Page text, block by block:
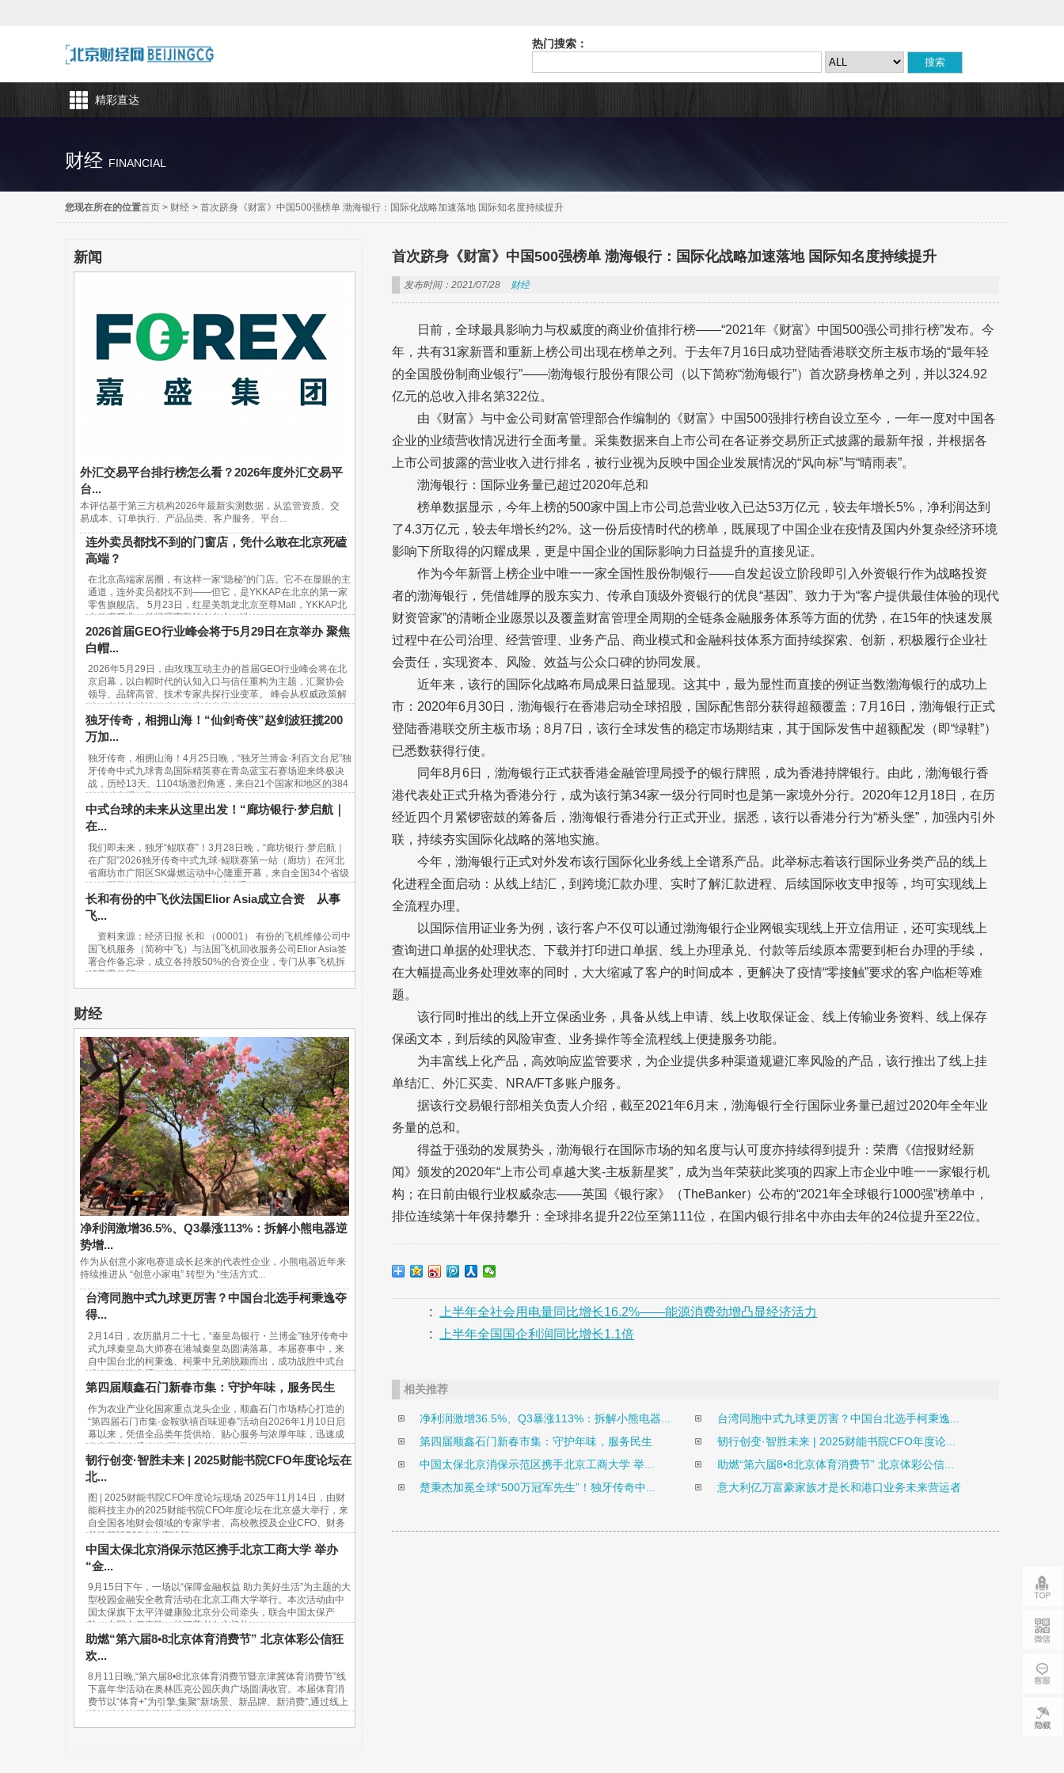
热门搜索：
精彩直达
财经 FINANCIAL
您现在所在的位置首页 > 财经 > 首次跻身《财富》中国500强榜单 渤海银行：国际化战略加速落地 国际知名度持续提升
新闻
外汇交易平台排行榜怎么看？2026年度外汇交易平
台...
本评估基于第三方机构2026年最新实测数据，从监管资质、交
易成本、订单执行、产品品类、客户服务、平台...
连外卖员都找不到的门窗店，凭什么敢在北京死磕
高端？
在北京高端家居圈，有这样一家“隐秘”的门店。它不在显眼的主
通道，连外卖员都找不到——但它，是YKKAP在北京的第一家
零售旗舰店。 5月23日，红星美凯龙北京至尊Mall，YKKAP北
京首店开业。总经理宋鹏站在台上，讲...
2026首届GEO行业峰会将于5月29日在京举办 聚焦
白帽...
2026年5月29日，由玫瑰互动主办的首届GEO行业峰会将在北
京启幕，以白帽时代的认知入口与信任重构为主题，汇聚协会
领导、品牌高管、技术专家共探行业变革。 峰会从权威政策解
读、实战方法论输出、行业生态共建...
独牙传奇，相拥山海！“仙剑奇侠”赵剑波狂揽200
万加...
独牙传奇，相拥山海！4月25日晚，“独牙兰博金·利百文台尼”独
牙传奇中式九球青岛国际精英赛在青岛蓝宝石赛场迎来终极决
战，历经13天、1104场激烈角逐，来自21个国家和地区的384
位台球高手汇聚一堂，最终，“软塞王...
中式台球的未来从这里出发！“廊坊银行·梦启航｜
在...
我们即未来，独牙“鲲联赛”！3月28日晚，“廊坊银行·梦启航｜
在广阳”2026独牙传奇中式九球·鲲联赛第一站（廊坊）在河北
省廊坊市广阳区SK爆燃运动中心隆重开幕，来自全国34个省级
行政区及海外的940名青少年台球选手...
长和有份的中飞伙法国Elior Asia成立合资 从事
飞...
资料来源：经济日报 长和 （00001） 有份的飞机维修公司中
国飞机服务（简称中飞）与法国飞机回收服务公司Elior Asia签
署合作备忘录，成立各持股50%的合资企业，专门从事飞机拆
解及零件贸...
财经
净利润激增36.5%、Q3暴涨113%：拆解小熊电器逆
势增...
作为从创意小家电赛道成长起来的代表性企业，小熊电器近年来
持续推进从 “创意小家电” 转型为 “生活方式...
台湾同胞中式九球更厉害？中国台北选手柯秉逸夺
得...
2月14日，农历腊月二十七，“秦皇岛银行・兰博金”独牙传奇中
式九球秦皇岛大师赛在港城秦皇岛圆满落幕。本届赛事中，来
自中国台北的柯秉逸、柯秉中兄弟脱颖而出，成功战胜中式台
球内地传统高手，包揽赛事冠亚军，取...
第四届顺鑫石门新春市集：守护年味，服务民生
作为农业产业化国家重点龙头企业，顺鑫石门市场精心打造的
“第四届石门市集·金鞍驮禧百味迎春”活动自2026年1月10日启
幕以来，凭借全品类年货供给、贴心服务与浓厚年味，迅速成
为市民新春采购的“网红打卡地”。37天...
韧行创变·智胜未来 | 2025财能书院CFO年度论坛在
北...
图 | 2025财能书院CFO年度论坛现场 2025年11月14日，由财
能科技主办的2025财能书院CFO年度论坛在北京盛大举行，来
自全国各地财会领域的专家学者、高校教授及企业CFO、财务
总监等近500人出席论坛。...
中国太保北京消保示范区携手北京工商大学 举办
“金...
9月15日下午，一场以“保障金融权益 助力美好生活”为主题的大
型校园金融安全教育活动在北京工商大学举行。本次活动由中
国太保旗下太平洋健康险北京分公司牵头，联合中国太保产
险、中国太保寿险、长江养老在京机构...
助燃“第六届8•8北京体育消费节” 北京体彩公信狂
欢...
8月11日晚,“第六届8•8北京体育消费节暨京津冀体育消费节”线
下嘉年华活动在奥林匹克公园庆典广场圆满收官。本届体育消
费节以“体育+”为引擎,集聚“新场景、新品牌、新消费”,通过线上
线下活动挖掘新型消费潜力,链接美...
首次跻身《财富》中国500强榜单 渤海银行：国际化战略加速落地 国际知名度持续提升
发布时间：2021/07/28 财经
日前，全球最具影响力与权威度的商业价值排行榜——“2021年《财富》中国500强公司排行榜”发布。今
年，共有31家新晋和重新上榜公司出现在榜单之列。于去年7月16日成功登陆香港联交所主板市场的“最年轻
的全国股份制商业银行”——渤海银行股份有限公司（以下简称“渤海银行”）首次跻身榜单之列，并以324.92
亿元的总收入排名第322位。
由《财富》与中金公司财富管理部合作编制的《财富》中国500强排行榜自设立至今，一年一度对中国各
企业的业绩营收情况进行全面考量。采集数据来自上市公司在各证券交易所正式披露的最新年报，并根据各
上市公司披露的营业收入进行排名，被行业视为反映中国企业发展情况的“风向标”与“晴雨表”。
渤海银行：国际业务量已超过2020年总和
榜单数据显示，今年上榜的500家中国上市公司总营业收入已达53万亿元，较去年增长5%，净利润达到
了4.3万亿元，较去年增长约2%。这一份后疫情时代的榜单，既展现了中国企业在疫情及国内外复杂经济环境
影响下所取得的闪耀成果，更是中国企业的国际影响力日益提升的直接见证。
作为今年新晋上榜企业中唯一一家全国性股份制银行——自发起设立阶段即引入外资银行作为战略投资
者的渤海银行，凭借雄厚的股东实力、传承自顶级外资银行的优良“基因”、致力于为“客户提供最佳体验的现代
财资管家”的清晰企业愿景以及覆盖财富管理全周期的全链条金融服务体系等方面的优势，在15年的快速发展
过程中在公司治理、经营管理、业务产品、商业模式和金融科技体系方面持续探索、创新，积极履行企业社
会责任，实现资本、风险、效益与公众口碑的协同发展。
近年来，该行的国际化战略布局成果日益显现。这其中，最为显性而直接的例证当数渤海银行的成功上
市：2020年6月30日，渤海银行在香港启动全球招股，国际配售部分获得超额覆盖；7月16日，渤海银行正式
登陆香港联交所主板市场；8月7日，该行全球发售的稳定市场期结束，其于国际发售中超额配发（即“绿鞋”）
已悉数获得行使。
同年8月6日，渤海银行正式获香港金融管理局授予的银行牌照，成为香港持牌银行。由此，渤海银行香
港代表处正式升格为香港分行，成为该行第34家一级分行同时也是第一家境外分行。2020年12月18日，在历
经近四个月紧锣密鼓的筹备后，渤海银行香港分行正式开业。据悉，该行以香港分行为“桥头堡”，加强内引外
联，持续夯实国际化战略的落地实施。
今年，渤海银行正式对外发布该行国际化业务线上全谱系产品。此举标志着该行国际业务类产品的线上
化进程全面启动：从线上结汇，到跨境汇款办理、实时了解汇款进程、后续国际收支申报等，均可实现线上
全流程办理。
以国际信用证业务为例，该行客户不仅可以通过渤海银行企业网银实现线上开立信用证，还可实现线上
查询进口单据的处理状态、下载并打印进口单据、线上办理承兑、付款等后续原本需要到柜台办理的手续，
在大幅提高业务处理效率的同时，大大缩减了客户的时间成本，更解决了疫情“零接触”要求的客户临柜等难
题。
该行同时推出的线上开立保函业务，具备从线上申请、线上收取保证金、线上传输业务资料、线上保存
保函文本，到后续的风险审查、业务操作等全流程线上便捷服务功能。
为丰富线上化产品，高效响应监管要求，为企业提供多种渠道规避汇率风险的产品，该行推出了线上挂
单结汇、外汇买卖、NRA/FT多账户服务。
据该行交易银行部相关负责人介绍，截至2021年6月末，渤海银行全行国际业务量已超过2020年全年业
务量的总和。
得益于强劲的发展势头，渤海银行在国际市场的知名度与认可度亦持续得到提升：荣膺《信报财经新
闻》颁发的2020年“上市公司卓越大奖-主板新星奖”，成为当年荣获此奖项的四家上市企业中唯一一家银行机
构；在日前由银行业权威杂志——英国《银行家》（TheBanker）公布的“2021年全球银行1000强”榜单中，
排位连续第十年保持攀升：全球排名提升22位至第111位，在国内银行排名中亦由去年的24位提升至22位。
:
上半年全社会用电量同比增长16.2%——能源消费劲增凸显经济活力
:
上半年全国国企利润同比增长1.1倍
相关推荐
净利润激增36.5%、Q3暴涨113%：拆解小熊电器...
台湾同胞中式九球更厉害？中国台北选手柯秉逸...
第四届顺鑫石门新春市集：守护年味，服务民生
韧行创变·智胜未来 | 2025财能书院CFO年度论...
中国太保北京消保示范区携手北京工商大学 举...
助燃“第六届8•8北京体育消费节” 北京体彩公信...
楚秉杰加冕全球“500万冠军先生”！独牙传奇中...
意大利亿万富豪家族才是长和港口业务未来营运者